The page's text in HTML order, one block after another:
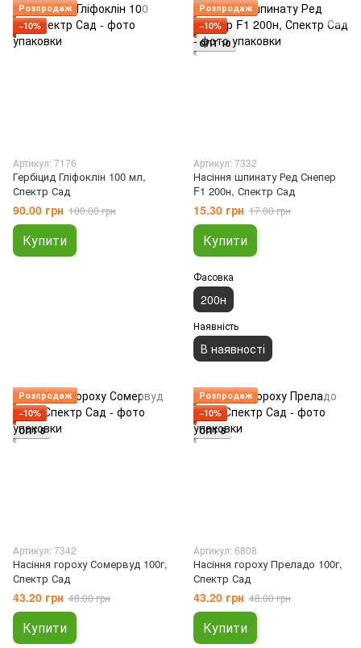
Розпродаж
−10%
Артикул: 7176
Гербіцид Гліфоклін 100 мл,
Спектр Сад
90.00 грн 100.00 грн
Купити
Розпродаж
−10%
ОПТ 10
Артикул: 7332
Насіння шпинату Ред Снепер
F1 200н, Спектр Сад
15.30 грн 17.00 грн
Купити
Фасовка
200н
Наявність
В наявності
Розпродаж
−10%
ОПТ 5
Артикул: 7342
Насіння гороху Сомервуд 100г,
Спектр Сад
43.20 грн 48.00 грн
Купити
Розпродаж
−10%
ОПТ 5
Артикул: 6808
Насіння гороху Преладо 100г,
Спектр Сад
43.20 грн 48.00 грн
Купити